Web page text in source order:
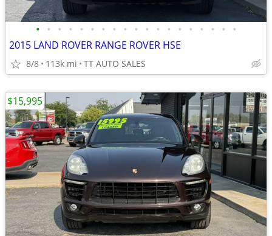
• • • • • • • • • • • • • • • • • • •
2015 LAND ROVER RANGE ROVER HSE
8/8 113k mi TT AUTO SALES
$15,995